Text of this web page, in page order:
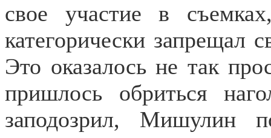
свое участие в
категорически запрещал
Это оказалось не так
пришлось обриться
заподозрил, Мишулин